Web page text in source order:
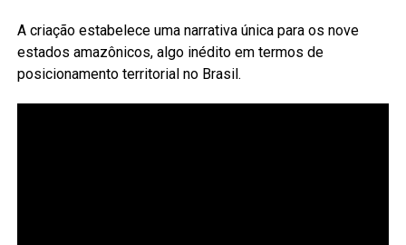
A criação estabelece uma narrativa única para os nove
estados amazônicos, algo inédito em termos de
posicionamento territorial no Brasil.